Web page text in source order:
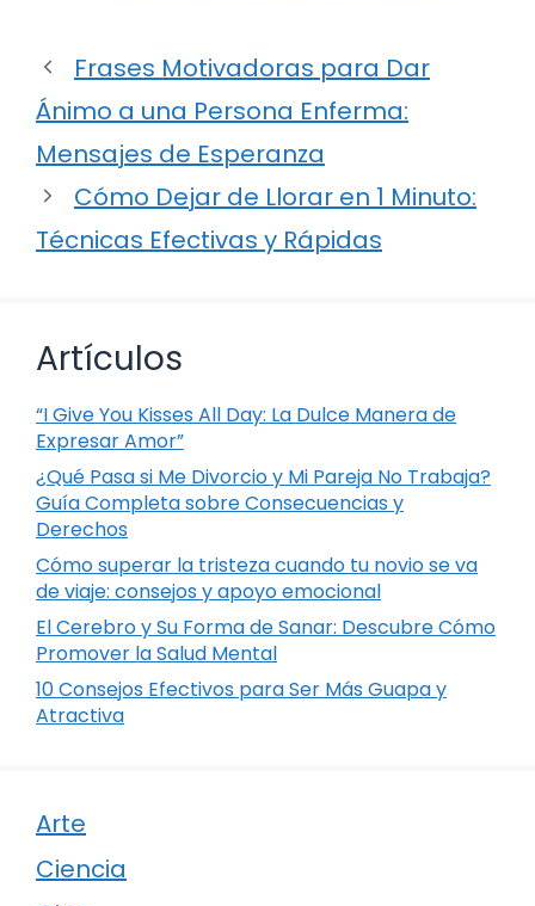
Frases Motivadoras para Dar
Ánimo a una Persona Enferma:
Mensajes de Esperanza
Cómo Dejar de Llorar en 1 Minuto:
Técnicas Efectivas y Rápidas
Artículos
“I Give You Kisses All Day: La Dulce Manera de
Expresar Amor”
¿Qué Pasa si Me Divorcio y Mi Pareja No Trabaja?
Guía Completa sobre Consecuencias y
Derechos
Cómo superar la tristeza cuando tu novio se va
de viaje: consejos y apoyo emocional
El Cerebro y Su Forma de Sanar: Descubre Cómo
Promover la Salud Mental
10 Consejos Efectivos para Ser Más Guapa y
Atractiva
Arte
Ciencia